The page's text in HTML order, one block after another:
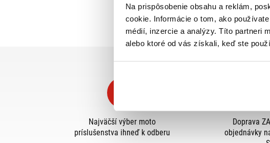
Na prispôsobenie obsahu a reklám,
cookie. Informácie o tom, ako
médií, inzercie a analýzy. Títo partneri
alebo ktoré od vás získali, keď ste
Najväčší výber moto
príslušenstva ihneď k odberu
Doprava
objednávky